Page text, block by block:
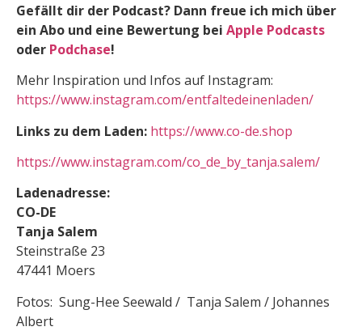
Gefällt dir der Podcast? Dann freue ich mich über
ein Abo und eine Bewertung bei Apple Podcasts
oder Podchase!
Mehr Inspiration und Infos auf Instagram:
https://www.instagram.com/entfaltedeinenladen/
Links zu dem Laden: https://www.co-de.shop
https://www.instagram.com/co_de_by_tanja.salem/
Ladenadresse:
CO-DE
Tanja Salem
Steinstraße 23
47441 Moers
Fotos: Sung-Hee Seewald / Tanja Salem / Johannes
Albert